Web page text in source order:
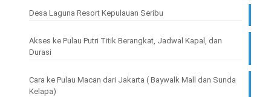
Desa Laguna Resort Kepulauan Seribu
Akses ke Pulau Putri Titik Berangkat, Jadwal Kapal, dan
Durasi
Cara ke Pulau Macan dari Jakarta ( Baywalk Mall dan Sunda
Kelapa)